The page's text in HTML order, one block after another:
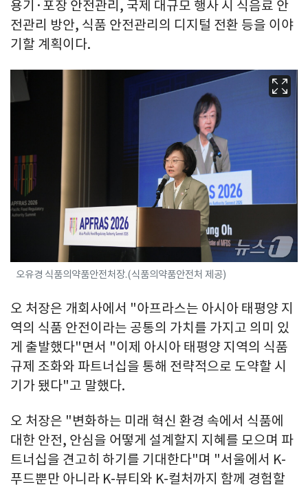
용기·포장 안전관리, 국제 대규모 행사 시 식음료 안
전관리 방안, 식품 안전관리의 디지털 전환 등을 이야
기할 계획이다.
오유경 식품의약품안전처장.(식품의약품안전처 제공)
오 처장은 개회사에서 "아프라스는 아시아 태평양 지
역의 식품 안전이라는 공통의 가치를 가지고 의미 있
게 출발했다"면서 "이제 아시아 태평양 지역의 식품
규제 조화와 파트너십을 통해 전략적으로 도약할 시
기가 됐다"고 말했다.
오 처장은 "변화하는 미래 혁신 환경 속에서 식품에
대한 안전, 안심을 어떻게 설계할지 지혜를 모으며 파
트너십을 견고히 하기를 기대한다"며 "서울에서 K-
푸드뿐만 아니라 K-뷰티와 K-컬처까지 함께 경험할